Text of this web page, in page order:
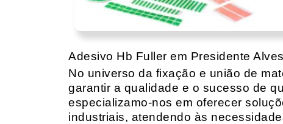
Adesivo Hb Fuller em Presidente Alves
No universo da fixação e união de
garantir a qualidade e o sucesso de
especializamo-nos em oferecer
industriais, atendendo às